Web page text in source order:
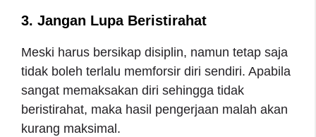
3. Jangan Lupa Beristirahat
Meski harus bersikap disiplin, namun tetap saja
tidak boleh terlalu memforsir diri sendiri. Apabila
sangat memaksakan diri sehingga tidak
beristirahat, maka hasil pengerjaan malah akan
kurang maksimal.